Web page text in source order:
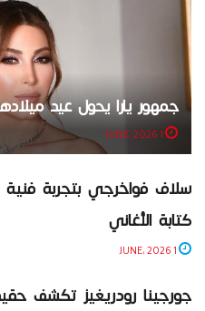
جمهور يارا يحول عيد
سلاف فواخرجي بتجربة
كتابة الأغاني
جورجينا رودريغيز تكشف